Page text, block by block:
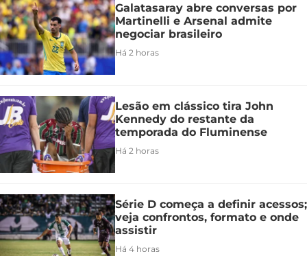
Galatasaray abre conversas por
Martinelli e Arsenal admite
negociar brasileiro
Há 2 horas
Lesão em clássico tira John
Kennedy do restante da
temporada do Fluminense
Há 2 horas
Série D começa a definir acessos;
veja confrontos, formato e onde
assistir
Há 4 horas